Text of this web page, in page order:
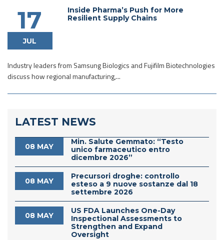
17
JUL
Inside Pharma’s Push for More
Resilient Supply Chains
Industry leaders from Samsung Biologics and Fujifilm Biotechnologies
discuss how regional manufacturing,...
LATEST NEWS
08 MAY
Min. Salute Gemmato: “Testo
unico farmaceutico entro
dicembre 2026”
08 MAY
Precursori droghe: controllo
esteso a 9 nuove sostanze dal 18
settembre 2026
08 MAY
US FDA Launches One-Day
Inspectional Assessments to
Strengthen and Expand
Oversight